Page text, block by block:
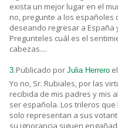
exista un mejor lugar en el
no, pregunte a los
deseando regresar a
Pregunteles cuál es el
cabezas....
3.Publicado por Julia Herrero
Yo no, Sr. Rubiales, por las
recibida de mis padres y mis
ser española. Los trileros
solo representan a sus